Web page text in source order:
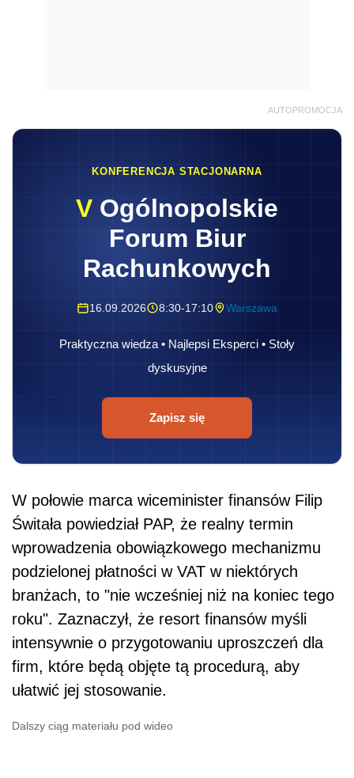
AUTOPROMOCJA
KONFERENCJA STACJONARNA
V Ogólnopolskie
Forum Biur
Rachunkowych
16.09.2026 8:30-17:10 Warszawa
Praktyczna wiedza • Najlepsi Eksperci • Stoły
dyskusyjne
Zapisz się
W połowie marca wiceminister finansów Filip
Świtała powiedział PAP, że realny termin
wprowadzenia obowiązkowego mechanizmu
podzielonej płatności w VAT w niektórych
branżach, to "nie wcześniej niż na koniec tego
roku". Zaznaczył, że resort finansów myśli
intensywnie o przygotowaniu uproszczeń dla
firm, które będą objęte tą procedurą, aby
ułatwić jej stosowanie.
Dalszy ciąg materiału pod wideo